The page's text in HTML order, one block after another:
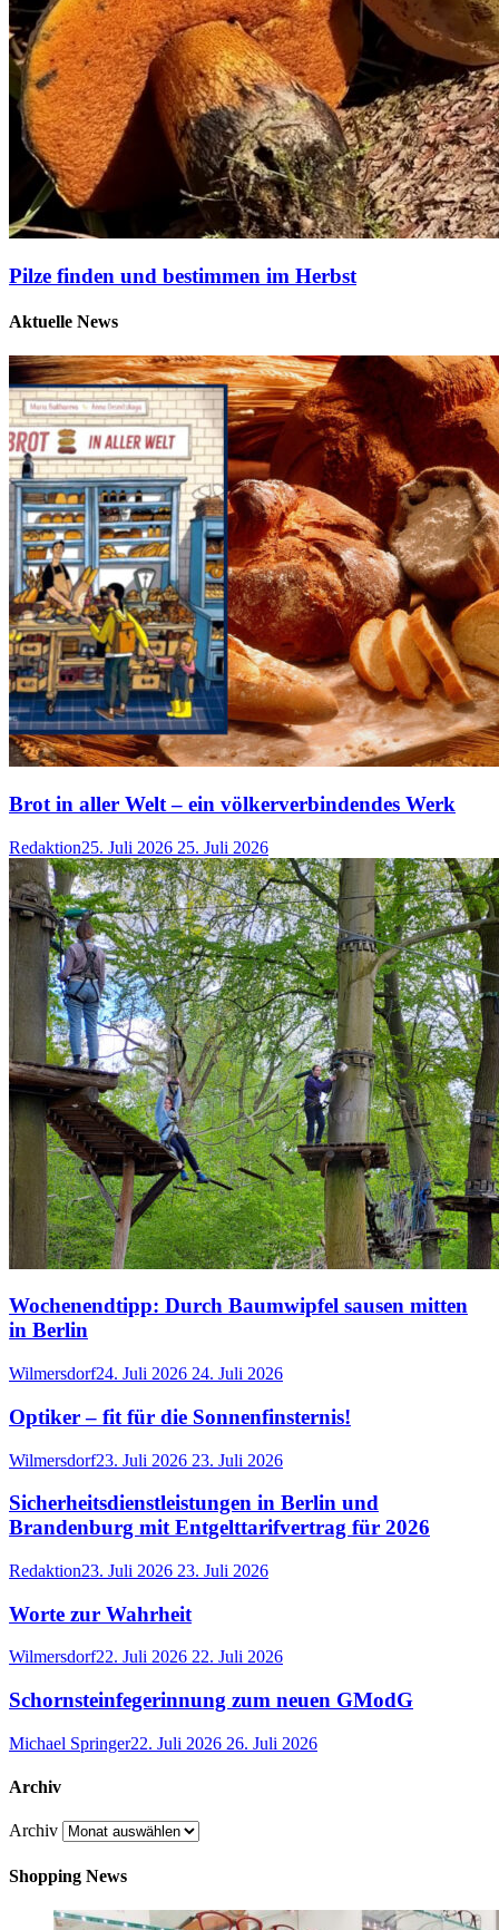
Pilze finden und bestimmen im Herbst
Aktuelle News
Brot in aller Welt – ein völkerverbindendes Werk
Redaktion25. Juli 2026 25. Juli 2026
Wochenendtipp: Durch Baumwipfel sausen mitten
in Berlin
Wilmersdorf24. Juli 2026 24. Juli 2026
Optiker – fit für die Sonnenfinsternis!
Wilmersdorf23. Juli 2026 23. Juli 2026
Sicherheitsdienstleistungen in Berlin und
Brandenburg mit Entgelttarifvertrag für 2026
Redaktion23. Juli 2026 23. Juli 2026
Worte zur Wahrheit
Wilmersdorf22. Juli 2026 22. Juli 2026
Schornsteinfegerinnung zum neuen GModG
Michael Springer22. Juli 2026 26. Juli 2026
Archiv
Archiv
Shopping News